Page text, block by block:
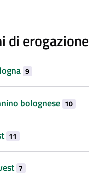
di erogazione
9
bolognese 10
11
7